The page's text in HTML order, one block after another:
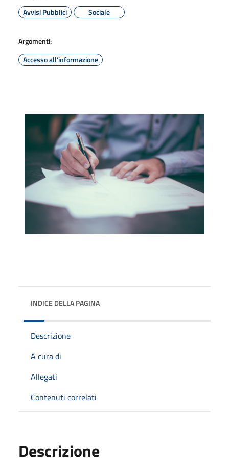
Avvisi Pubblici
Sociale
Argomenti:
Accesso all'informazione
INDICE DELLA PAGINA
Descrizione
A cura di
Allegati
Contenuti correlati
Descrizione